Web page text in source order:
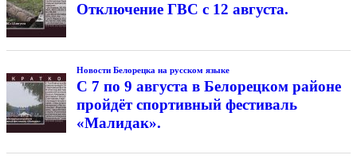
Отключение ГВС с 12 августа.
Новости Белорецка на русском языке
С 7 по 9 августа в Белорецком районе
пройдёт спортивный фестиваль
«Малидак».